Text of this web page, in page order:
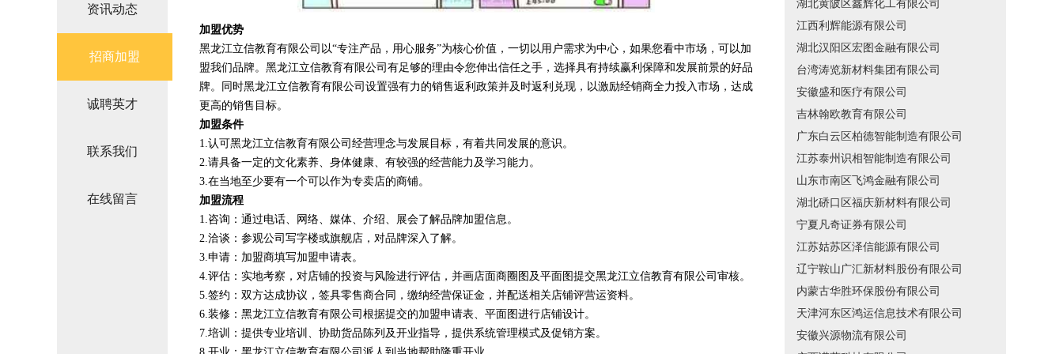
资讯动态
招商加盟
诚聘英才
联系我们
在线留言
加盟优势
黑龙江立信教育有限公司以“专注产品，用心服务”为核心价值，一切以用户需求为中心，如果您看中市场，可以加
盟我们品牌。黑龙江立信教育有限公司有足够的理由令您伸出信任之手，选择具有持续赢利保障和发展前景的好品
牌。同时黑龙江立信教育有限公司设置强有力的销售返利政策并及时返利兑现，以激励经销商全力投入市场，达成
更高的销售目标。
加盟条件
1.认可黑龙江立信教育有限公司经营理念与发展目标，有着共同发展的意识。
2.请具备一定的文化素养、身体健康、有较强的经营能力及学习能力。
3.在当地至少要有一个可以作为专卖店的商铺。
加盟流程
1.咨询：通过电话、网络、媒体、介绍、展会了解品牌加盟信息。
2.洽谈：参观公司写字楼或旗舰店，对品牌深入了解。
3.申请：加盟商填写加盟申请表。
4.评估：实地考察，对店铺的投资与风险进行评估，并画店面商圈图及平面图提交黑龙江立信教育有限公司审核。
5.签约：双方达成协议，签具零售商合同，缴纳经营保证金，并配送相关店铺评营运资料。
6.装修：黑龙江立信教育有限公司根据提交的加盟申请表、平面图进行店铺设计。
7.培训：提供专业培训、协助货品陈列及开业指导，提供系统管理模式及促销方案。
湖北黄陂区鑫辉化工有限公司
江西利辉能源有限公司
湖北汉阳区宏图金融有限公司
台湾涛览新材料集团有限公司
安徽盛和医疗有限公司
吉林翰欧教育有限公司
广东白云区柏德智能制造有限公司
江苏泰州识相智能制造有限公司
山东市南区飞鸿金融有限公司
湖北硚口区福庆新材料有限公司
宁夏凡奇证券有限公司
江苏姑苏区泽信能源有限公司
辽宁鞍山广汇新材料股份有限公司
内蒙古华胜环保股份有限公司
天津河东区鸿运信息技术有限公司
安徽兴源物流有限公司